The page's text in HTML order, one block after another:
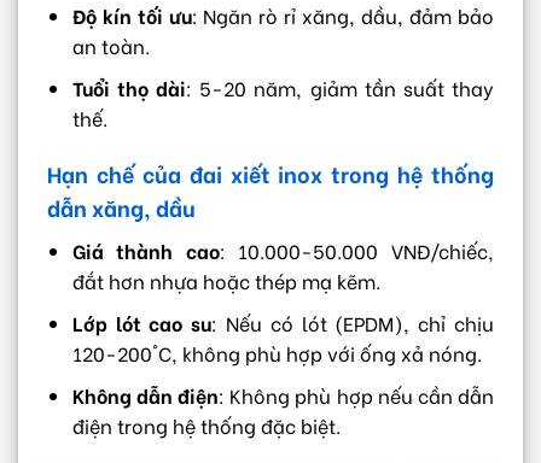
Độ kín tối ưu: Ngăn rò rỉ xăng, dầu, đảm bảo
an toàn.
Tuổi thọ dài: 5-20 năm, giảm tần suất thay
thế.
Hạn chế của đai xiết inox trong hệ thống
dẫn xăng, dầu
Giá thành cao: 10.000-50.000 VNĐ/chiếc,
đắt hơn nhựa hoặc thép mạ kẽm.
Lớp lót cao su: Nếu có lót (EPDM), chỉ chịu
120-200°C, không phù hợp với ống xả nóng.
Không dẫn điện: Không phù hợp nếu cần dẫn
điện trong hệ thống đặc biệt.